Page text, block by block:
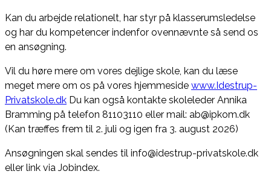
Kan du arbejde relationelt, har styr på klasserumsledelse
og har du kompetencer indenfor ovennævnte så send os
en ansøgning.
Vil du høre mere om vores dejlige skole, kan du læse
meget mere om os på vores hjemmeside www.Idestrup-
Privatskole.dk Du kan også kontakte skoleleder Annika
Bramming på telefon 81103110 eller mail: ab@ipkom.dk
(Kan træffes frem til 2. juli og igen fra 3. august 2026)
Ansøgningen skal sendes til info@idestrup-privatskole.dk
eller link via Jobindex.